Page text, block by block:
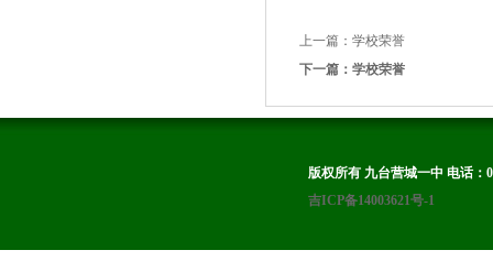
上一篇：学校荣誉
下一篇：学校荣誉
版权所有 九台营城一中 电话：
吉ICP备14003621号-1